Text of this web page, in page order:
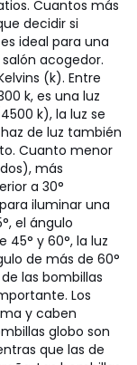
Cuantos más
decidir si
ideal para una
acogedor.
(k). Entre
k, es una luz
k), la luz se
haz de luz también
Cuanto menor
más
a 30°
iluminar una
el ángulo
45° y 60°, la luz
de más de 60°
las bombillas
Los
y caben
globo son
que las de